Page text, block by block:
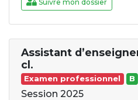
Suivre mon dossier
Assistant
cl.
Examen professionnel B
Session 2025